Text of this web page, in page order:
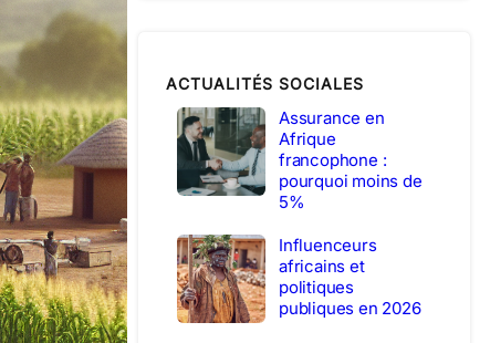
ACTUALITÉS SOCIALES
Assurance en
Afrique
francophone :
pourquoi moins de
5%
Influenceurs
africains et
politiques
publiques en 2026